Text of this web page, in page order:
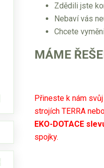
Zdědili jste
Nebaví vás
Chcete
MÁME
Přineste k nám
strojích TERRA
EKO-DOTACE
spojky.